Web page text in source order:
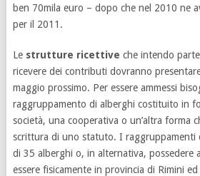
ben 70mila euro – dopo che nel 2010 ne
per il 2011.
Le strutture ricettive che intendo
ricevere dei contributi dovranno
maggio prossimo. Per essere ammessi
raggruppamento di alberghi costituito in
società, una cooperativa o un’altra forma
scrittura di uno statuto. I raggruppamenti
di 35 alberghi o, in alternativa, possedere
essere fisicamente in provincia di Rimini